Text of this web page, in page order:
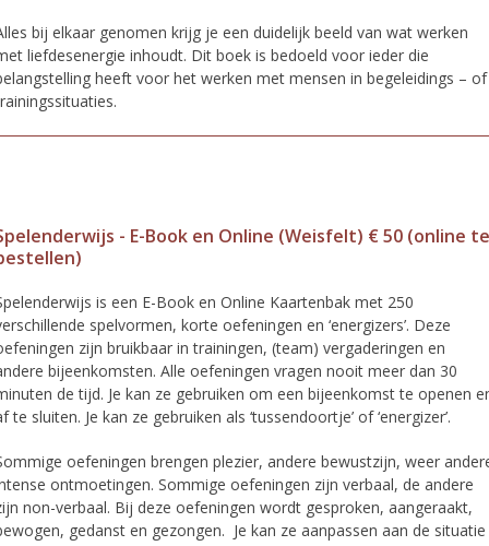
bij elkaar genomen krijg je een duidelijk beeld van wat werken
liefdesenergie inhoudt. Dit boek is bedoeld voor ieder die
heeft voor het werken met mensen in begeleidings – of
- E-Book en Online (Weisfelt) € 50 (online te
is een E-Book en Online Kaartenbak met 250
spelvormen, korte oefeningen en ‘energizers’. Deze
zijn bruikbaar in trainingen, (team) vergaderingen en
bijeenkomsten. Alle oefeningen vragen nooit meer dan 30
de tijd. Je kan ze gebruiken om een bijeenkomst te openen
te sluiten. Je kan ze gebruiken als ‘tussendoortje’ of ‘energizer’.
oefeningen brengen plezier, andere bewustzijn, weer
ontmoetingen. Sommige oefeningen zijn verbaal, de andere
non-verbaal. Bij deze oefeningen wordt gesproken, aangeraakt,
gedanst en gezongen. Je kan ze aanpassen aan de situatie